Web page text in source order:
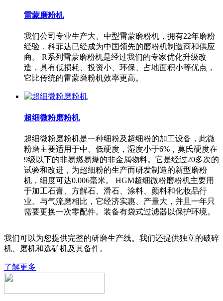
雷蒙磨粉机
我们公司专业生产大、中型雷蒙磨粉机，拥有22年磨粉
经验，科菲达已经成为中国领先的磨粉机制造商和供应
商。 R系列雷蒙磨粉机是经过我们的专家优化升级改
造，具有低损耗、投资小、环保、占地面积小等优点，
它比传统的雷蒙磨粉机效率更高。
超细微粉磨粉机
超细微粉磨粉机是一种细粉及超细粉的加工设备，此微
粉磨主要适用于中、低硬度，湿度小于6%，莫氏硬度在
9级以下的非易燃易爆的非金属物料。它是经过20多次的
试验和改进，为超细粉的生产而研发制造的新型磨粉
机，细度可达0.006毫米。 HGM超细微粉磨粉机主要用
于加工石膏、方解石、滑石、涂料、颜料和化妆品行
业。与气流磨相比，它经济实惠、产量大，并且一年只
需要更换一次零配件。装备有袋式过滤器以保护环境。
我们可以为您提供完整的研磨生产线。我们还提供独立的破碎
机、磨机和选矿机及其备件。
了解更多